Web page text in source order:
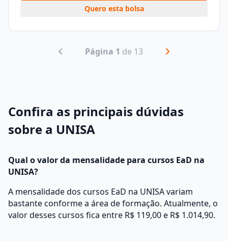
Quero esta bolsa
Página 1 de 13
Confira as principais dúvidas
sobre a UNISA
Qual o valor da mensalidade para cursos EaD na
UNISA?
A mensalidade dos cursos EaD na UNISA variam
bastante conforme a área de formação. Atualmente, o
valor desses cursos fica entre R$ 119,00 e R$ 1.014,90.